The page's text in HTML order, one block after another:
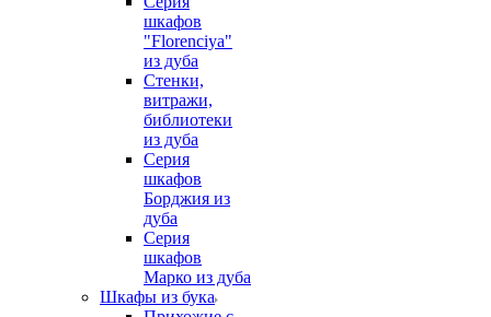
шкафов
"Florenciya"
из дуба
Стенки,
витражи,
библиотеки
из дуба
Серия
шкафов
Борджия из
дуба
Серия
шкафов
Марко из дуба
Шкафы из бука